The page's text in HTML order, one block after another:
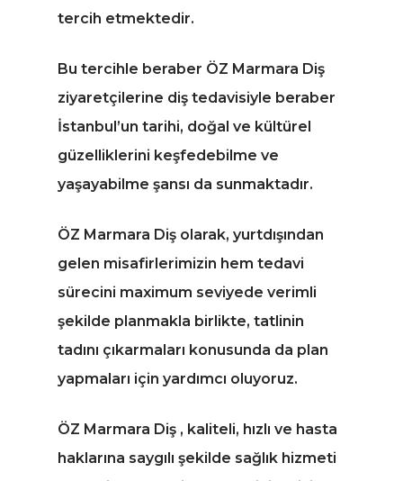
tercih etmektedir.
Bu tercihle beraber ÖZ Marmara Diş
ziyaretçilerine diş tedavisiyle beraber
İstanbul’un tarihi, doğal ve kültürel
güzelliklerini keşfedebilme ve
yaşayabilme şansı da sunmaktadır.
ÖZ Marmara Diş olarak, yurtdışından
gelen misafirlerimizin hem tedavi
sürecini maximum seviyede verimli
şekilde planmakla birlikte, tatlinin
tadını çıkarmaları konusunda da plan
yapmaları için yardımcı oluyoruz.
ÖZ Marmara Diş , kaliteli, hızlı ve hasta
haklarına saygılı şekilde sağlık hizmeti